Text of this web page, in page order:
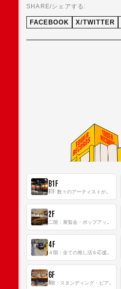
SHARE/シェアする:
FACEBOOK X/TWITTER
B1F
2F
4F
6F